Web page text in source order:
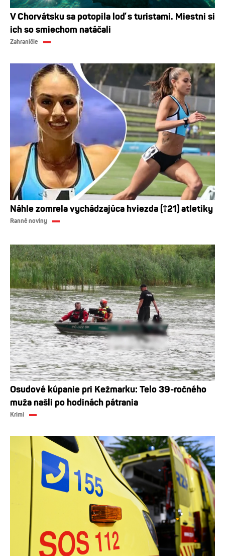
V Chorvátsku sa potopila loď s turistami. Miestni si
ich so smiechom natáčali
Zahraničie
Náhle zomrela vychádzajúca hviezda (†21) atletiky
Ranné noviny
Osudové kúpanie pri Kežmarku: Telo 39-ročného
muža našli po hodinách pátrania
Krimi